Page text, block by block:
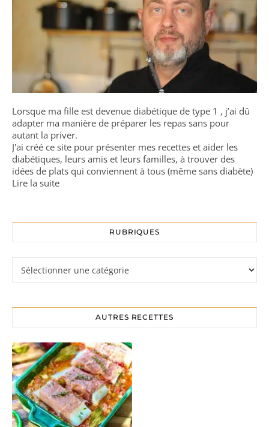
Lorsque ma fille est devenue diabétique de type 1 , j’ai dû
adapter ma manière de préparer les repas sans pour
autant la priver.
J'ai créé ce site pour présenter mes recettes et aider les
diabétiques, leurs amis et leurs familles, à trouver des
idées de plats qui conviennent à tous (même sans diabète)
Lire la suite
RUBRIQUES
AUTRES RECETTES